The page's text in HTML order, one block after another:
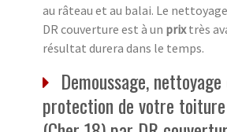
au râteau et au balai. Le
DR couverture est à un prixtrès
résultat durera dans le temps.
Demoussage,
protection de votre